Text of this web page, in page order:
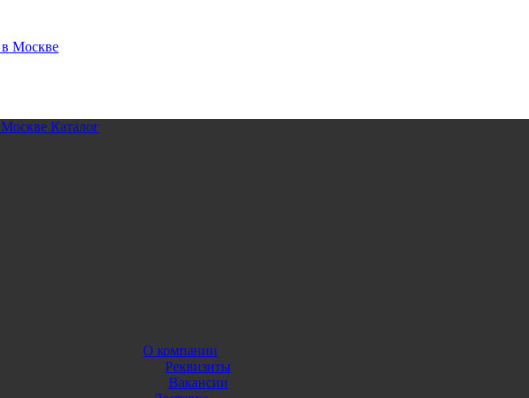
Каталог
О компании
Реквизиты
Вакансии